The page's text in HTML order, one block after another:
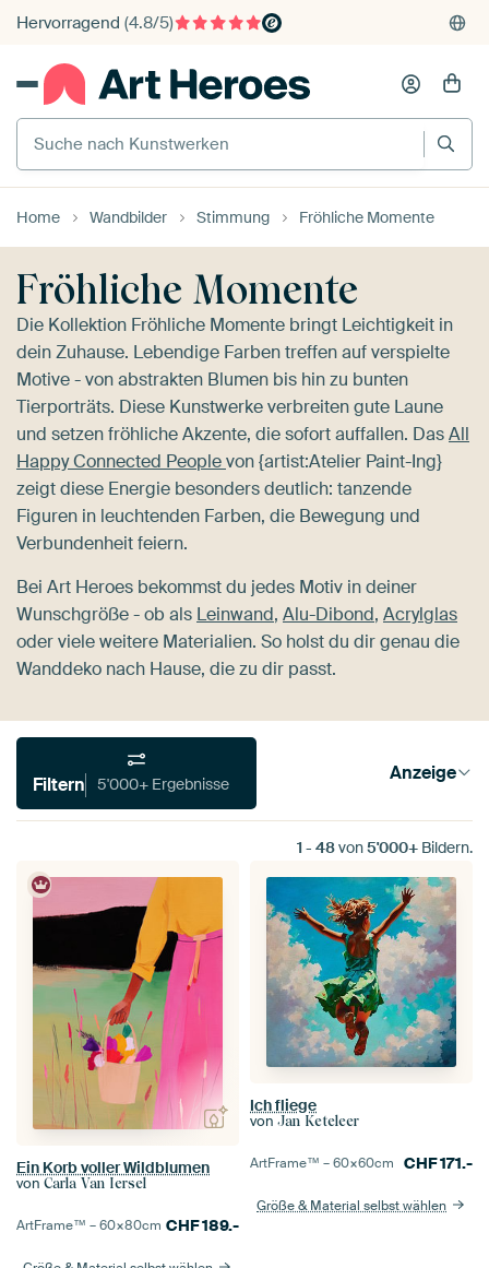
375'000+ Wände gefüllt
Kauf auf Rechnung
Individueller Druck auf Bestellung
Suche nach Kunstwerken
Home Wandbilder Stimmung Fröhliche Momente
Fröhliche Momente
Die Kollektion Fröhliche Momente bringt Leichtigkeit in
dein Zuhause. Lebendige Farben treffen auf verspielte
Motive - von abstrakten Blumen bis hin zu bunten
Tierporträts. Diese Kunstwerke verbreiten gute Laune
und setzen fröhliche Akzente, die sofort auffallen. DasAll
Happy Connected Peoplevon {artist:Atelier Paint-Ing}
zeigt diese Energie besonders deutlich: tanzende
Figuren in leuchtenden Farben, die Bewegung und
Verbundenheit feiern.
Bei Art Heroes bekommst du jedes Motiv in deiner
Wunschgröße - ob als Leinwand, Alu-Dibond, Acrylglas
oder viele weitere Materialien. So holst du dir genau die
Wanddeko nach Hause, die zu dir passt.
Filtern 5'000+ Ergebnisse Anzeige
1 - 48von5'000+ Bildern.
Ein Korb voller Wildblumen
von Carla Van Iersel
ArtFrame™ –60×80cm CHF189.-
Ich fliege
von Jan Keteleer
ArtFrame™ –60×60cm CHF171.-
Größe & Material selbst wählen